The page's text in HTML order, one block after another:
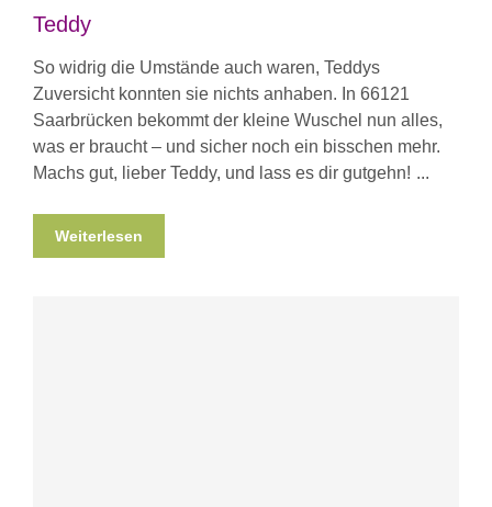
Teddy
So widrig die Umstände auch waren, Teddys
Zuversicht konnten sie nichts anhaben. In 66121
Saarbrücken bekommt der kleine Wuschel nun alles,
was er braucht – und sicher noch ein bisschen mehr.
Machs gut, lieber Teddy, und lass es dir gutgehn!
Weiterlesen